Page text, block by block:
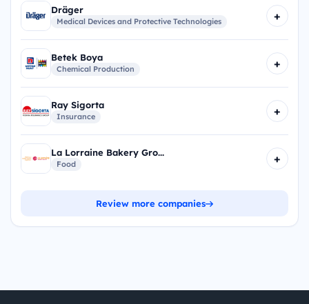
Dräger
Medical Devices and Protective Technologies +
Betek Boya
Chemical Production +
Ray Sigorta
Insurance +
La Lorraine Bakery Gro...
Food +
Review more companies